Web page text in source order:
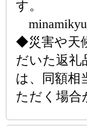
す。
◆災害や天
だいた返礼
は、同額相
ただく場合